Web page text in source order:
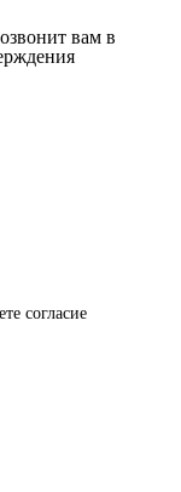
вам в
согласие